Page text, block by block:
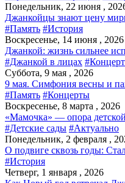
Понедельник, 22 июня ,
Джанкойцы знают цену
#Память #История
Воскресенье, 14 июня , 2026
Джанкой: жизнь сильнее
#Джанкой в лицах
Суббота, 9 мая , 2026
9 мая. Симфония весны и
#Память #Концерты
Воскресенье, 8 марта , 2026
«Мамочка» — опора
#Детские сады #Актуально
Понедельник, 2 февраля ,
О подвиге сквозь годы:
#История
Четверг, 1 января , 2026